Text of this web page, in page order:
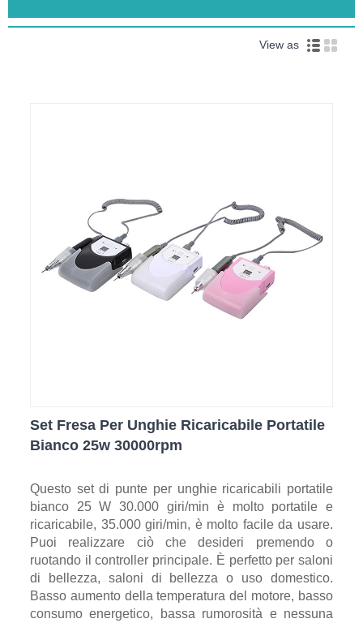
View as
Set Fresa Per Unghie Ricaricabile Portatile
Bianco 25w 30000rpm
Questo set di punte per unghie ricaricabili portatile
bianco 25 W 30.000 giri/min è molto portatile e
ricaricabile, 35.000 giri/min, è molto facile da usare.
Puoi realizzare ciò che desideri premendo o
ruotando il controller principale. È perfetto per saloni
di bellezza, saloni di bellezza o uso domestico.
Basso aumento della temperatura del motore, basso
consumo energetico, bassa rumorosità e nessuna